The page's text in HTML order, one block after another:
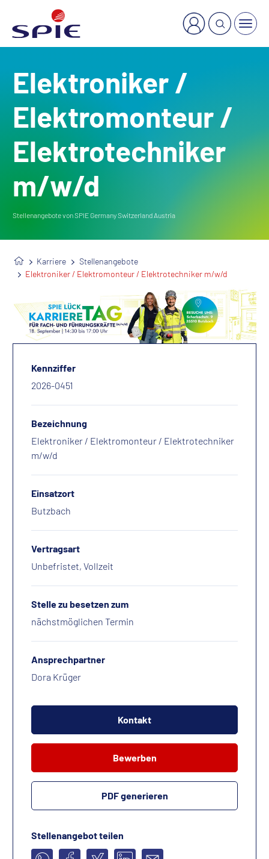
Elektroniker /
Elektromonteur /
Elektrotechniker
m/w/d
Stellenangebote von SPIE Germany Switzerland Austria
Karriere
Stellenangebote
Elektroniker / Elektromonteur / Elektrotechniker m/w/d
Kennziffer
2026-0451
Bezeichnung
Elektroniker / Elektromonteur / Elektrotechniker
m/w/d
Einsatzort
Butzbach
Vertragsart
Unbefristet, Vollzeit
Stelle zu besetzen zum
nächstmöglichen Termin
Ansprechpartner
Dora Krüger
Kontakt
Bewerben
PDF generieren
Stellenangebot teilen